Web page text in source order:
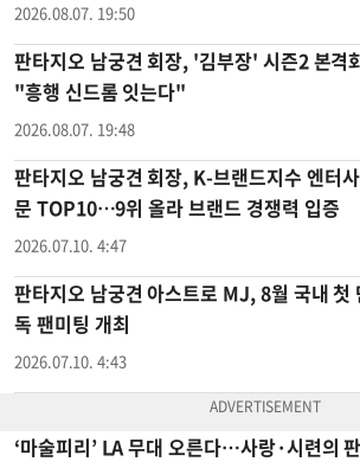
2026.08.07. 19:50
판타지오 남궁견 회장, '김부장' 시즌2 본
"흥행 신드롬 잇는다"
2026.08.07. 19:48
판타지오 남궁견 회장, K-브랜드지수 엔터
문 TOP10…9위 올라 브랜드 경쟁력 입증
2026.07.10. 4:47
판타지오 남궁견 아스트로 MJ, 8월 국내 첫
독 팬미팅 개최
2026.07.10. 4:43
‘마술피리’ LA 무대 오른다…사랑·시련의